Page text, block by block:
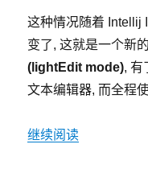
这种情况随着 Intellij
变了, 这就是一个新
(lightEdit mode), 有
文本编辑器, 而全程
继续阅读